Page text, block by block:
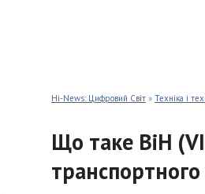
Hi-News: Цифровий Світ » Техніка і
Що таке ВіН
транспортного